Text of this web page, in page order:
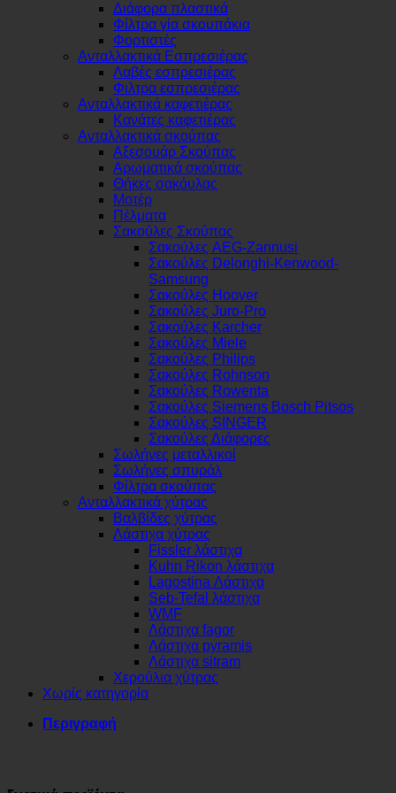
Διάφορα πλαστικά
Φίλτρα γία σκουπάκια
Φορτιστές
Ανταλλακτικά Εσπρεσιέρας
Λαβές εσπρεσιέρας
Φιλτρα εσπρεσιέρας
Ανταλλακτικά καφετιέρας
Κανάτες καφετιέρας
Ανταλλακτικά σκούπας
Αξεσουάρ Σκούπας
Αρωματικά σκούπας
Θήκες σακόυλας
Μοτέρ
Πέλματα
Σακούλες Σκούπας
Σακούλες AEG-Zannusi
Σακούλες Delonghi-Kenwood-
Samsung
Σακούλες Hoover
Σακούλες Juro-Pro
Σακούλες Karcher
Σακούλες Miele
Σακούλες Philips
Σακούλες Rohnson
Σακούλες Rowenta
Σακούλες Siemens Bosch Pitsos
Σακούλες SINGER
Σακούλες Διάφορες
Σωλήνες μεταλλικοί
Σωλήνες σπυράλ
Φίλτρα σκούπας
Ανταλλακτικά χύτρας
Βαλβίδες χύτρας
Λάστιχα χύτρας
Fissler λάστιχα
Kuhn Rikon λάστιχα
Lagostina Λάστιχα
Seb-Tefal λάστιχα
WMF
Λάστιχα fagor
Λάστιχα pyramis
Λάστιχα sitram
Χερούλια χύτρας
Χωρίς κατηγορία
Περιγραφή